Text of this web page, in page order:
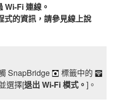
Wi-Fi 連線。
式的資訊，請參見線上說
SnapBridge
標籤中的
選擇[退出 Wi-Fi 模式。 ]。